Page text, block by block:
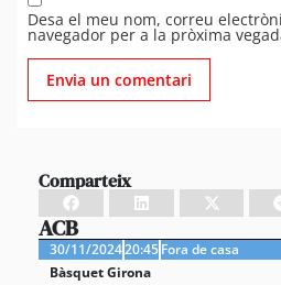
Desa el meu nom, correu
navegador per a la pròxima
Comparteix
ACB
30/11/202420:45Fora de casa
Bàsquet Girona